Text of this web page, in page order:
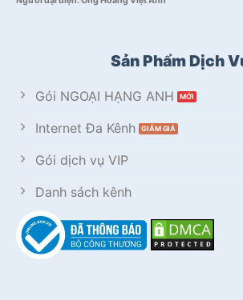
Sản Phẩm Dịch
Gói NGOẠI HẠNG ANH
Internet Đa Kênh
Gói dịch vụ VIP
Danh sách kênh